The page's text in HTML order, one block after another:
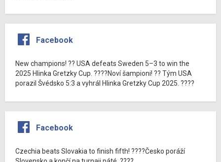
Facebook
New champions! ?? USA defeats Sweden 5–3 to win the
2025 Hlinka Gretzky Cup. ????Noví šampioni! ?? Tým USA
porazil Švédsko 5:3 a vyhrál Hlinka Gretzky Cup 2025. ????
Facebook
Czechia beats Slovakia to finish fifth! ????Česko poráží